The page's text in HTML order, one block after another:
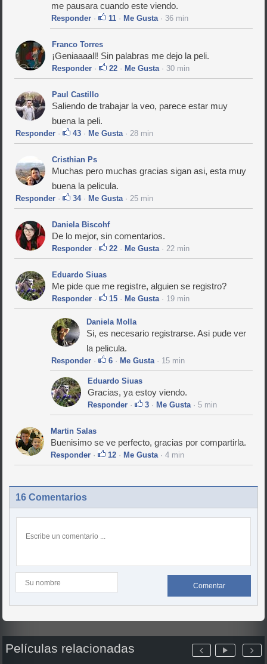
me pausara cuando este viendo.
Responder · 11 · Me Gusta· 36 min
Franco Torres
¡Geniaaaall! Sin palabras me dejo la peli.
Responder · 22 · Me Gusta· 30 min
Paul Castillo
Saliendo de trabajar la veo, parece estar muy
buena la peli.
Responder · 43 · Me Gusta· 28 min
Cristhian Ps
Muchas pero muchas gracias sigan asi, esta muy
buena la pelicula.
Responder · 34· Me Gusta· 25 min
Daniela Biscohf
De lo mejor, sin comentarios.
Responder · 22 · Me Gusta· 22 min
Eduardo Siuas
Me pide que me registre, alguien se registro?
Responder · 15 · Me Gusta· 19 min
Daniela Molla
Si, es necesario registrarse. Asi pude ver
la pelicula.
Responder · 6 · Me Gusta· 15 min
Eduardo Siuas
Gracias, ya estoy viendo.
Responder · 3 · Me Gusta· 5 min
Martin Salas
Buenisimo se ve perfecto, gracias por compartirla.
Responder · 12 · Me Gusta· 4 min
16 Comentarios
Comentar
Películas relacionadas